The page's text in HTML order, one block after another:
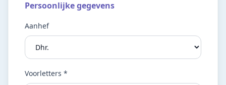
Persoonlijke gegevens
Aanhef
Voorletters *